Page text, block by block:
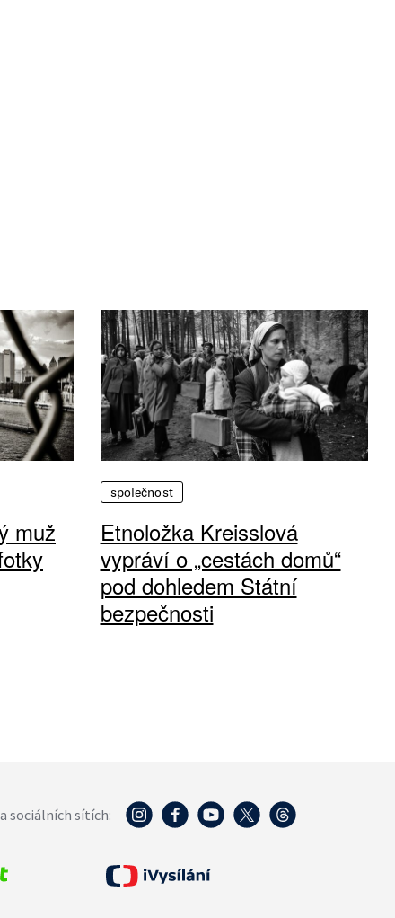
muž
společnost
Etnoložka Kreisslová
vypráví o „cestách domů“
pod dohledem Státní
bezpečnosti
sociálních sítích: